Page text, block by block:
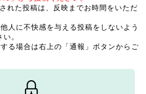
れた投稿は、反映までお時間をいただ
人に不快感を与える投稿をしないよう
。
る場合は右上の「通報」ボタンからご